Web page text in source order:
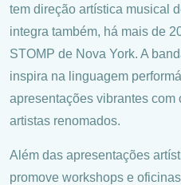
tem direção artística musical
integra também, há mais de
STOMP de Nova York. A
inspira na linguagem
apresentações vibrantes
artistas renomados.
Além das apresentações
promove workshops e